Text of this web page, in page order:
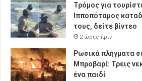
Τρόμος για
Ιπποπόταμος
τους, δείτε βίντεο
2 ώρες πρίν
Ρωσικά πλήγματα
Μπροβαρί: Τρεις
ένα παιδί